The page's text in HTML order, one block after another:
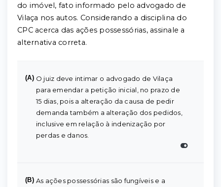
do imóvel, fato informado pelo advogado de
Vilaça nos autos. Considerando a disciplina do
CPC acerca das ações possessórias, assinale a
alternativa correta.
(A) O juiz deve intimar o advogado de Vilaça
para emendar a petição inicial, no prazo de
15 dias, pois a alteração da causa de pedir
demanda também a alteração dos pedidos,
inclusive em relação à indenização por
perdas e danos.
(B) As ações possessórias são fungíveis e a